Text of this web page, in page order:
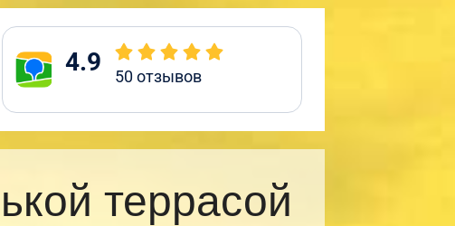
4.9 50отзывов
террасой